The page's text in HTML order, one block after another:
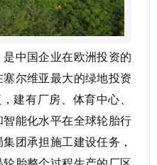
中国企业在欧洲投资的
尔维亚最大的绿地投资
建有厂房、体育中心、
能化水平在全球轮胎行
团承担施工建设任务，